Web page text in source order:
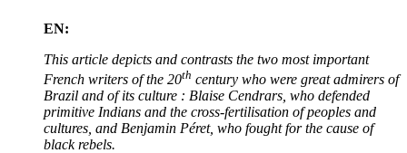
EN:
This article depicts and contrasts the two most important
French writers of the 20th century who were great admirers of
Brazil and of its culture : Blaise Cendrars, who defended
primitive Indians and the cross-fertilisation of peoples and
cultures, and Benjamin Péret, who fought for the cause of
black rebels.